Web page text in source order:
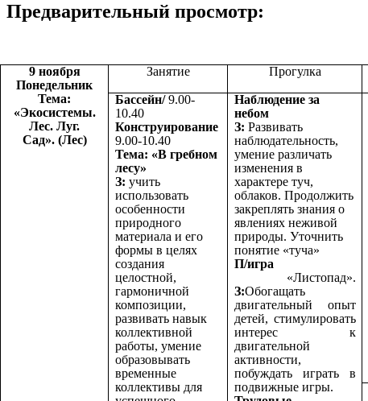
Предварительный просмотр:
9 ноября
Понедельник
Тема:
«Экосистемы.
Лес. Луг.
Сад». (Лес)
Занятие Прогулка
Бассейн/9.00-
10.40
Конструирование
9.00-10.40
Тема: «В гребном
лесу»
З: учить
использовать
особенности
природного
материала и его
формы в целях
создания
целостной,
гармоничной
композиции,
развивать навык
коллективной
работы, умение
образовывать
временные
коллективы для
Наблюдение за
небом
З: Развивать
наблюдательность,
умение различать
изменения в
характере туч,
облаков. Продолжить
закреплять знания о
явлениях неживой
природы. Уточнить
понятие «туча»
П/игра
«Листопад».
З:Обогащать
двигательный опыт
детей, стимулировать
интерес к
двигательной
активности,
побуждать играть в
подвижные игры.